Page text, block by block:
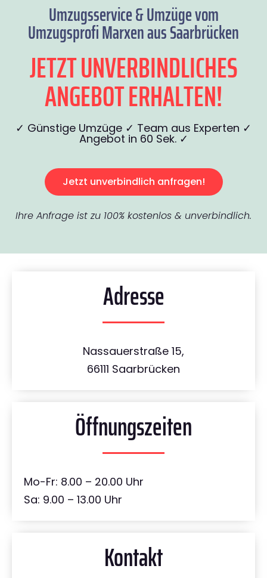
Umzugsservice & Umzüge vom
Umzugsprofi Marxen aus Saarbrücken
JETZT UNVERBINDLICHES
ANGEBOT ERHALTEN!
✓ Günstige Umzüge ✓ Team aus Experten ✓
Angebot in 60 Sek. ✓
Jetzt unverbindlich anfragen!
Ihre Anfrage ist zu 100% kostenlos & unverbindlich.
Adresse
Nassauerstraße 15,
66111 Saarbrücken
Öffnungszeiten
Mo-Fr: 8.00 – 20.00 Uhr
Sa: 9.00 – 13.00 Uhr
Kontakt